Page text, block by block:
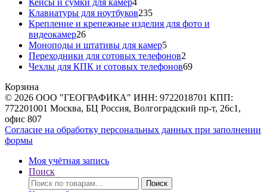
Кейсы и сумки для камер4
товара
Клавиатуры для ноутбуков235235
товаров
Крепление и крепежные изделия для фото и
видеокамер2626
товаров
Моноподы и штативы для камер55
товаров
Переходники для сотовых телефонов2
товара
Чехлы для КПК и сотовых телефонов6969
Корзина
© 2026 ООО "ГЕОГРАФИКА" ИНН: 9722018701 КПП:
772201001 Москва, БЦ Россия, Волгоградский пр-т, 26с1,
офис 807
Согласие на обработку персональных данных при заполнении
формы
Моя учётная запись
Поиск
Искать:
Поиск